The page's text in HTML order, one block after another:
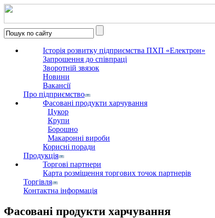
Історія розвитку підприємства ПХП «Електрон»
Запрошення до співпраці
Зворотній звязок
Новини
Вакансії
Про підприємство
Фасовані продукти харчування
Цукор
Крупи
Борошно
Макаронні вироби
Корисні поради
Продукція
Торгові партнери
Карта розміщення торгових точок партнерів
Торгівля
Контактна інформація
Фасовані продукти харчування